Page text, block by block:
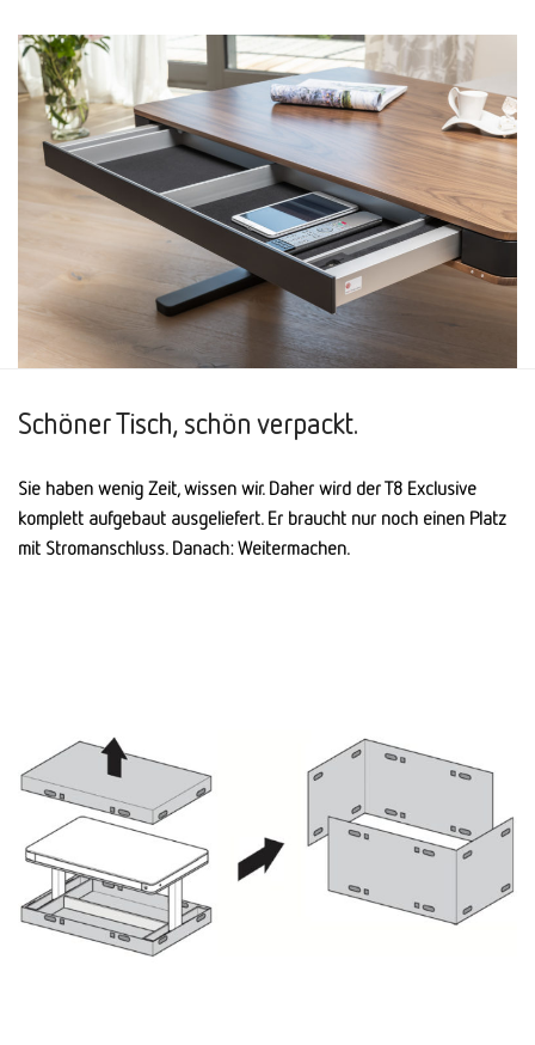
Schöner Tisch, schön verpackt.
Sie haben wenig Zeit, wissen wir. Daher wird der T8 Exclusive
komplett aufgebaut ausgeliefert. Er braucht nur noch einen Platz
mit Stromanschluss. Danach: Weitermachen.